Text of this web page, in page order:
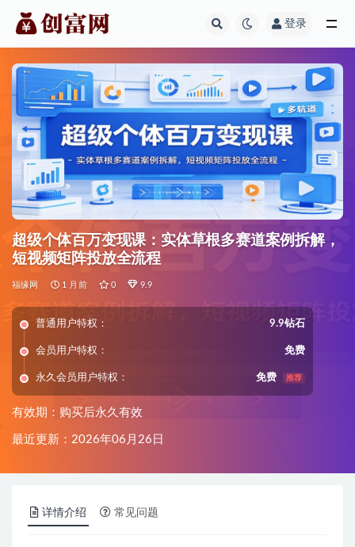
登录
超级个体百万变现课：实体草根多赛道案例拆解，
短视频矩阵投放全流程
福缘网 1 月前 0 9.9
普通用户特权： 9.9钻石
会员用户特权： 免费
永久会员用户特权： 免费 推荐
有效期：购买后永久有效
最近更新：2026年06月26日
详情介绍 常见问题